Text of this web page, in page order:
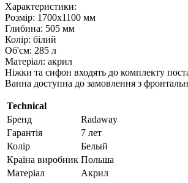
Характеристики:
Розмір: 1700х1100 мм
Глибина: 505 мм
Колір: білий
Об'єм: 285 л
Матеріал: акрил
Ніжки та сифон входять до комплекту
Ванна доступна до замовлення з
Technical
Бренд
Radaway
Гарантія
7 лет
Колір
Белый
Країна виробник Польша
Матеріал
Акрил